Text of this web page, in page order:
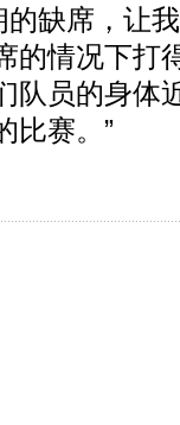
的缺席，让
的情况下打
队员的身体
比赛。”